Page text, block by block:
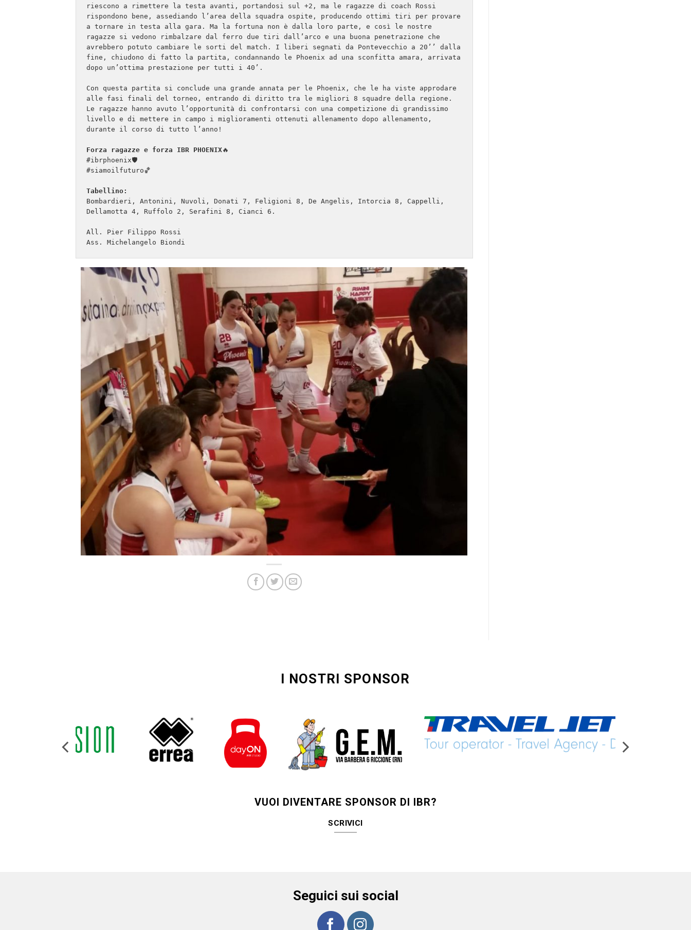
riescono a rimettere la testa avanti, portandosi sul +2, ma le ragazze di coach Rossi
rispondono bene, assediando l’area della squadra ospite, producendo ottimi tiri per provare
a tornare in testa alla gara. Ma la fortuna non è dalla loro parte, e così le nostre
ragazze si vedono rimbalzare dal ferro due tiri dall’arco e una buona penetrazione che
avrebbero potuto cambiare le sorti del match. I liberi segnati da Pontevecchio a 20’’ dalla
fine, chiudono di fatto la partita, condannando le Phoenix ad una sconfitta amara, arrivata
dopo un’ottima prestazione per tutti i 40’.
Con questa partita si conclude una grande annata per le Phoenix, che le ha viste approdare
alle fasi finali del torneo, entrando di diritto tra le migliori 8 squadre della regione.
Le ragazze hanno avuto l’opportunità di confrontarsi con una competizione di grandissimo
livello e di mettere in campo i miglioramenti ottenuti allenamento dopo allenamento,
durante il corso di tutto l’anno!
Forza ragazze e forza IBR PHOENIX🔥
#ibrphoenix🛡
#siamoilfuturo🏀
Tabellino:
Bombardieri, Antonini, Nuvoli, Donati 7, Feligioni 8, De Angelis, Intorcia 8, Cappelli,
Dellamotta 4, Ruffolo 2, Serafini 8, Cianci 6.
All. Pier Filippo Rossi
I NOSTRI SPONSOR
VUOI DIVENTARE SPONSOR DI IBR?
SCRIVICI
Seguici sui social